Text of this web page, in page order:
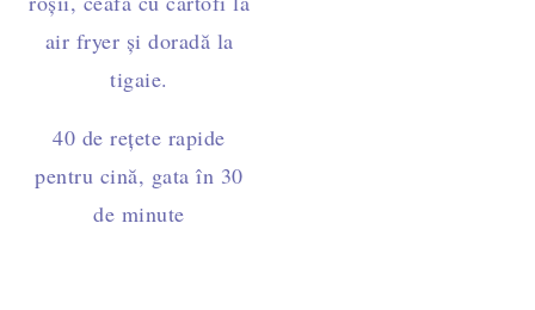
40 de rețete rapide
pentru cină, gata în 30
de minute